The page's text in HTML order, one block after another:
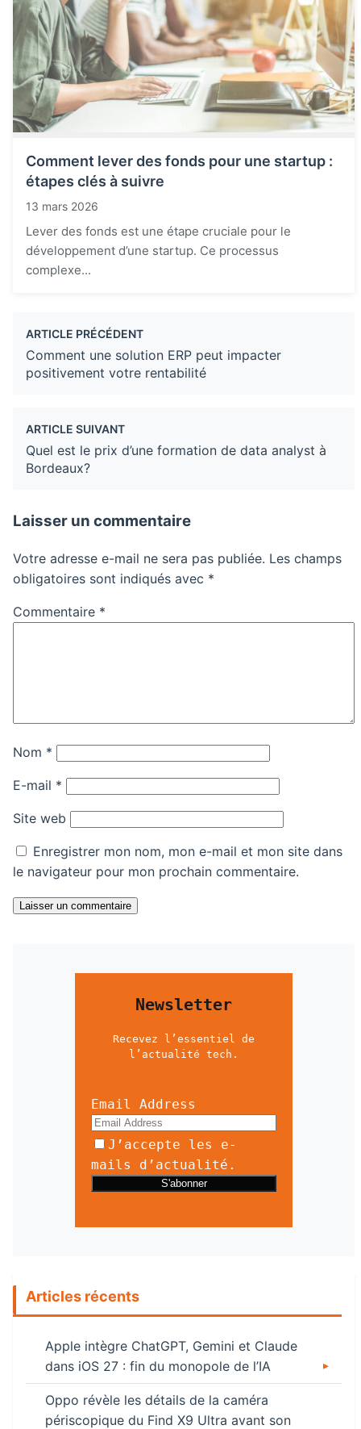
Comment lever des fonds pour une startup :
étapes clés à suivre
13 mars 2026
Lever des fonds est une étape cruciale pour le
développement d’une startup. Ce processus
complexe...
ARTICLE PRÉCÉDENT
Comment une solution ERP peut impacter
positivement votre rentabilité
ARTICLE SUIVANT
Quel est le prix d’une formation de data analyst à
Bordeaux?
Laisser un commentaire
Votre adresse e-mail ne sera pas publiée. Les champs
obligatoires sont indiqués avec *
Commentaire *
Nom *
E-mail *
Site web
Enregistrer mon nom, mon e-mail et mon site dans
le navigateur pour mon prochain commentaire.
Laisser un commentaire
Newsletter
Recevez l’essentiel de
l’actualité tech.
Email Address
J’accepte les e-
mails d’actualité.
Articles récents
Apple intègre ChatGPT, Gemini et Claude
dans iOS 27 : fin du monopole de l’IA
Oppo révèle les détails de la caméra
périscopique du Find X9 Ultra avant son